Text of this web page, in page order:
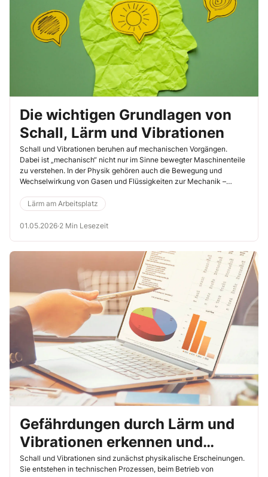
Die wichtigen Grundlagen von
Schall, Lärm und Vibrationen
Schall und Vibrationen beruhen auf mechanischen Vorgängen.
Dabei ist „mechanisch“ nicht nur im Sinne bewegter Maschinenteile
zu verstehen. In der Physik gehören auch die Bewegung und
Wechselwirkung von Gasen und Flüssigkeiten zur Mechanik –
ändern oder Körper bewegen, entstehen Schwingungen. Diese
können sich entweder in einem Medium ausbreiten – dann sprechen
wir von Schall – oder in festen Strukturen übertragen werden – dann
aber unterschiedlich auf den Menschen wirken.
Lärm am Arbeitsplatz
01.05.2026·2 Min Lesezeit
Gefährdungen durch Lärm und
Vibrationen erkennen und
bewerten
Schall und Vibrationen sind zunächst physikalische Erscheinungen.
Sie entstehen in technischen Prozessen, beim Betrieb von